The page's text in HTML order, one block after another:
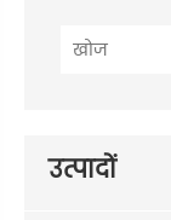
उत्पादों